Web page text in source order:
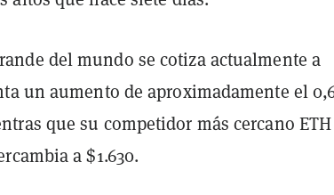
del mundo se cotiza actualmente a
un aumento de aproximadamente el
que su competidor más cercano ETH
a $1.630.